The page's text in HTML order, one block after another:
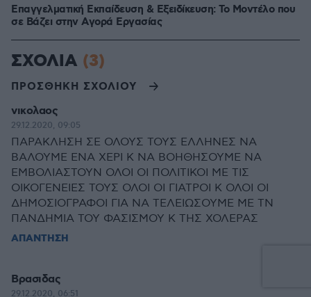
Επαγγελματική Εκπαίδευση & Εξειδίκευση: Το Mοντέλο που
σε Bάζει στην Aγορά Eργασίας
ΣΧΟΛΙΑ (3)
ΠΡΟΣΘΗΚΗ ΣΧΟΛΙΟΥ
νικολαος
29.12.2020, 09:05
ΠΑΡΑΚΛΗΣΗ ΣΕ ΟΛΟΥΣ ΤΟΥΣ ΕΛΛΗΝΕΣ ΝΑ
ΒΑΛΟΥΜΕ ΕΝΑ ΧΕΡΙ Κ ΝΑ ΒΟΗΘΗΣΟΥΜΕ ΝΑ
ΕΜΒΟΛΙΑΣΤΟΥΝ ΟΛΟΙ ΟΙ ΠΟΛΙΤΙΚΟΙ ΜΕ ΤΙΣ
ΟΙΚΟΓΕΝΕΙΕΣ ΤΟΥΣ ΟΛΟΙ ΟΙ ΓΙΑΤΡΟΙ Κ ΟΛΟΙ ΟΙ
ΔΗΜΟΣΙΟΓΡΑΦΟΙ ΓΙΑ ΝΑ ΤΕΛΕΙΩΣΟΥΜΕ ΜΕ ΤΝ
ΠΑΝΔΗΜΙΑ ΤΟΥ ΦΑΣΙΣΜΟΥ Κ ΤΗΣ ΧΟΛΕΡΑΣ
ΑΠΑΝΤΗΣΗ
Βρασιδας
29.12.2020, 06:51